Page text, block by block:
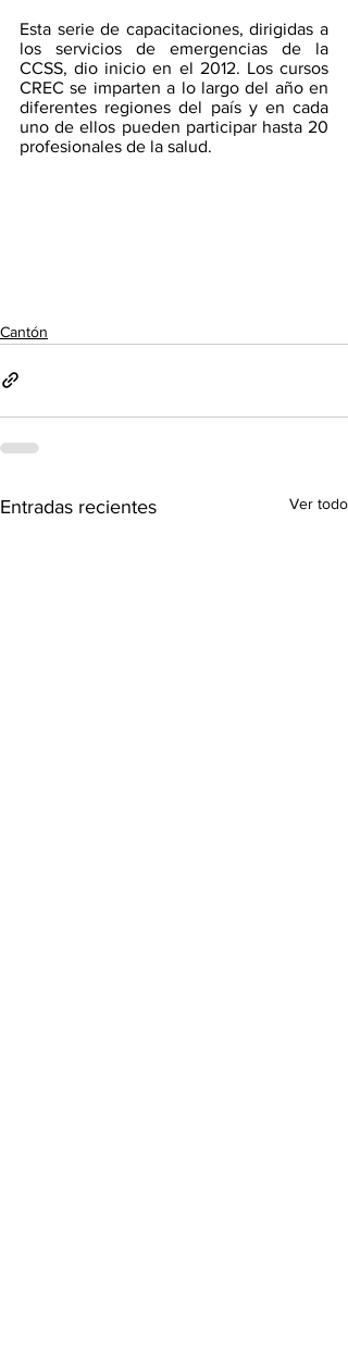
Esta serie de capacitaciones, dirigidas a
los servicios de emergencias de la
CCSS, dio inicio en el 2012. Los cursos
CREC se imparten a lo largo del año en
diferentes regiones del país y en cada
uno de ellos pueden participar hasta 20
profesionales de la salud.
Cantón
Entradas recientes Ver todo